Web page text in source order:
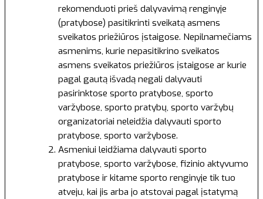
rekomenduoti prieš dalyvavimą renginyje
(pratybose) pasitikrinti sveikatą asmens
sveikatos priežiūros įstaigose. Nepilnamečiams
asmenims, kurie nepasitikrino sveikatos
asmens sveikatos priežiūros įstaigose ar kurie
pagal gautą išvadą negali dalyvauti
pasirinktose sporto pratybose, sporto
varžybose, sporto pratybų, sporto varžybų
organizatoriai neleidžia dalyvauti sporto
pratybose, sporto varžybose.
Asmeniui leidžiama dalyvauti sporto
pratybose, sporto varžybose, fizinio aktyvumo
pratybose ir kitame sporto renginyje tik tuo
atveju, kai jis arba jo atstovai pagal įstatymą